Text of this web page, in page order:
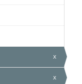
x
x